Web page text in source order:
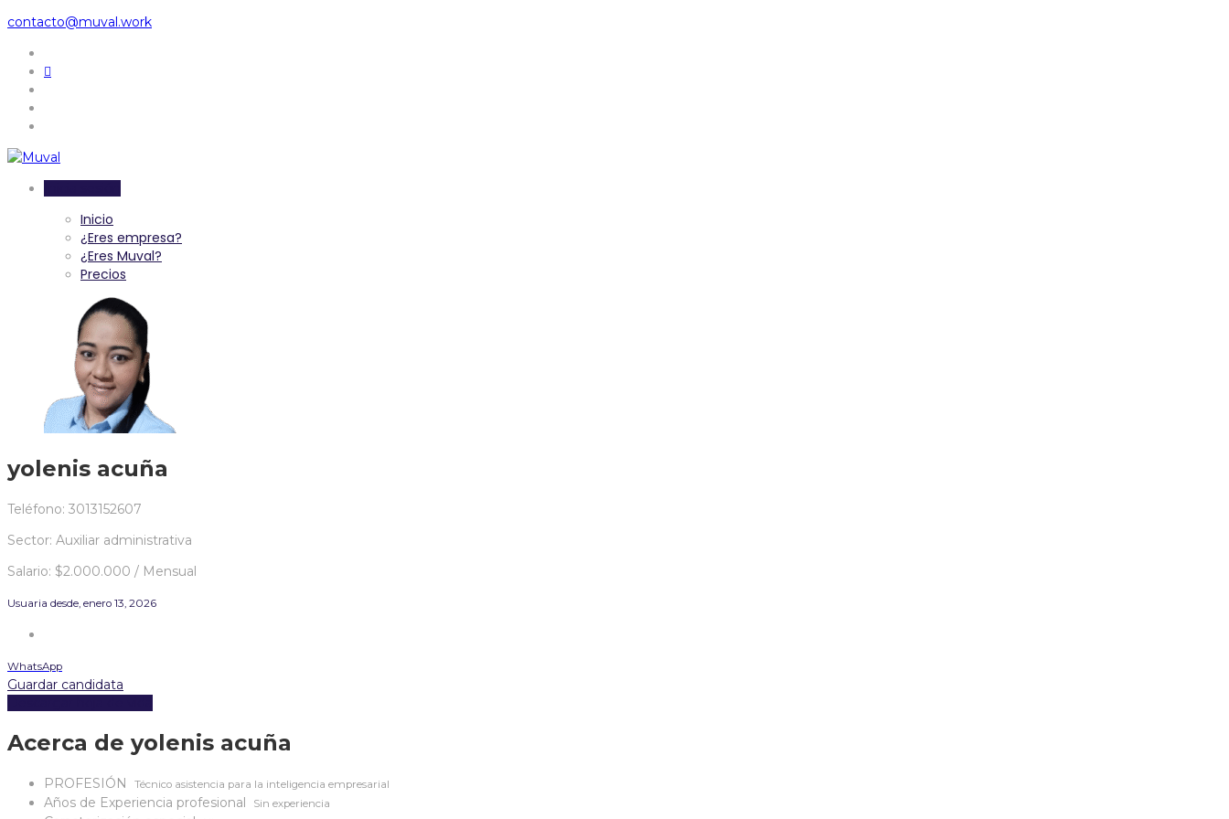
contacto@muval.work
Inicio
¿Eres empresa?
¿Eres Muval?
Precios
yolenis acuña
Teléfono: 3013152607
Sector: Auxiliar administrativa
Salario: $2.000.000 / Mensual
Usuaria desde, enero 13, 2026
WhatsApp
Guardar candidata
Acerca de yolenis acuña
PROFESIÓN Técnico asistencia para la inteligencia empresarial
Años de Experiencia profesional Sin experiencia